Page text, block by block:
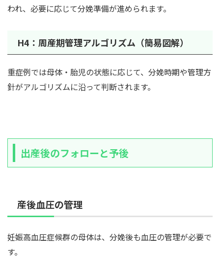
われ、必要に応じて分娩準備が進められます。
H4：周産期管理アルゴリズム（簡易図解）
重症例では母体・胎児の状態に応じて、分娩時期や管理方
針がアルゴリズムに沿って判断されます。
出産後のフォローと予後
産後血圧の管理
妊娠高血圧症候群の母体は、分娩後も血圧の管理が必要で
す。